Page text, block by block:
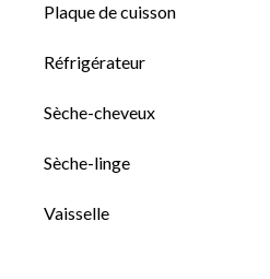
Plaque de cuisson
Réfrigérateur
Sèche-cheveux
Sèche-linge
Vaisselle